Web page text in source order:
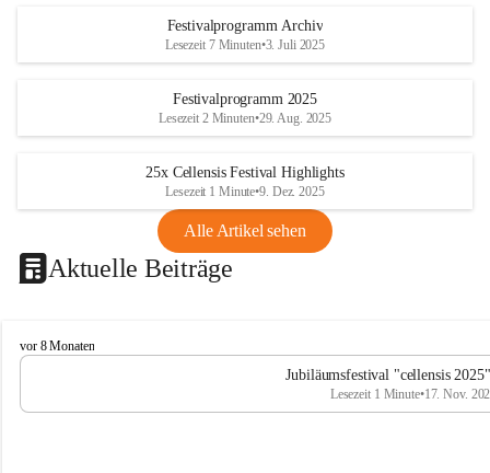
Festivalprogramm Archiv
Lesezeit 7 Minuten•3. Juli 2025
Festivalprogramm 2025
Lesezeit 2 Minuten•29. Aug. 2025
25x Cellensis Festival Highlights
Lesezeit 1 Minute•9. Dez. 2025
Alle Artikel sehen
Aktuelle Beiträge
C
e
l
vor 8 Monaten
Jubiläumsfestival "cellensis
Lesezeit 1 Minute•17. Nov.